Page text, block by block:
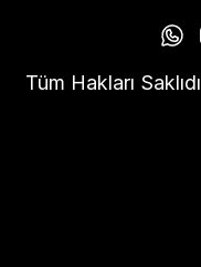
Tüm Hakları